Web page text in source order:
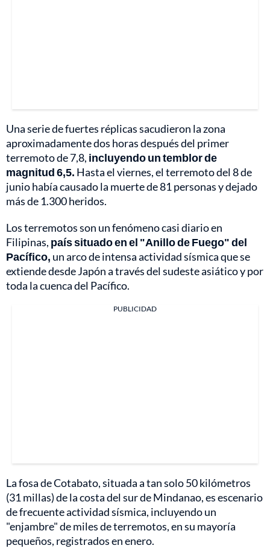
Una serie de fuertes réplicas sacudieron la zona
aproximadamente dos horas después del primer
terremoto de 7,8, incluyendo un temblor de
magnitud 6,5. Hasta el viernes, el terremoto del 8 de
junio había causado la muerte de 81 personas y dejado
más de 1.300 heridos.
Los terremotos son un fenómeno casi diario en
Filipinas, país situado en el "Anillo de Fuego" del
Pacífico, un arco de intensa actividad sísmica que se
extiende desde Japón a través del sudeste asiático y por
toda la cuenca del Pacífico.
PUBLICIDAD
La fosa de Cotabato, situada a tan solo 50 kilómetros
(31 millas) de la costa del sur de Mindanao, es escenario
de frecuente actividad sísmica, incluyendo un
"enjambre" de miles de terremotos, en su mayoría
pequeños, registrados en enero.